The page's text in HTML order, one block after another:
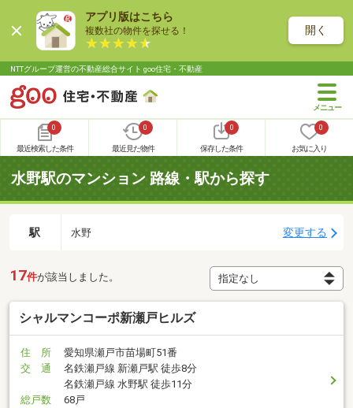
アプリ版はこちら
複数社の物件を探せる！ 開く
NTTグループ運営の不動産総合サイト goo住宅・不動産
0
最近検索した条件
0
最近見た物件
0
保存した条件
0
お気に入り
水野駅のマンション 路線・駅から探す
駅 水野 変更する
17件が該当しました。
シャルマンコーポ新瀬戸ヒルズ
住 所
愛知県瀬戸市苗場町51番
交 通
名鉄瀬戸線 新瀬戸駅 徒歩8分
名鉄瀬戸線 水野駅 徒歩11分
総戸数
68戸